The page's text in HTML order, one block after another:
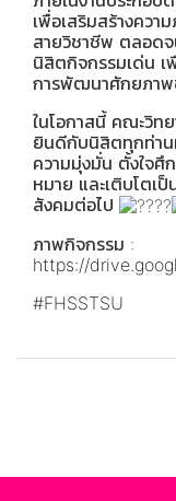
เพื่อเสริมสร้างควา
สายวิชาชีพ ตลอด
นิสิตกิจกรรมเด่น เ
การพัฒนาศักยภาพ
ในโอกาสนี้ คณะวิท
ยินดีกับนิสิตทุกท่าน
ความมุ่งมั่น ตั้งใจศึก
หมาย และเติบโต
สังคมต่อไป
ภาพกิจกรรม :
https://
#FHSSTSU